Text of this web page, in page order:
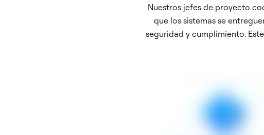
Nuestros jefes de proyecto
que los sistemas se
seguridad y cumplimiento.